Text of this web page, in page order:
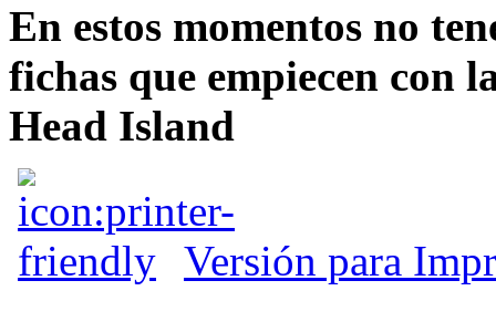
En estos momentos no
fichas que empiecen con
Head Island
Versión para